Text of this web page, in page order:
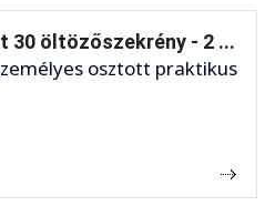
30 öltözőszekrény - 2 ...
osztott praktikus